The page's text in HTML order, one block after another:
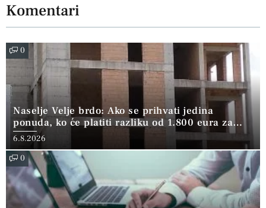
Komentari
0
Naselje Velje brdo: Ako se prihvati jedina
ponuda, ko će platiti razliku od 1.800 eura za
kvadrat?
6.8.2026
0